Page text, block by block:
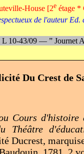
House [2eétage *
de l'auteur Ed.
L 10-43/09 — ”Journet
Du Crest de
Cours d'histoire
Théâtre
Ducrest,